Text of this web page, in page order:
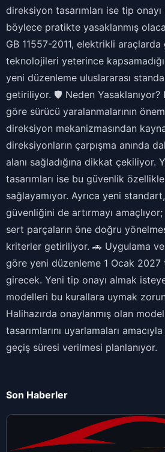
direksiyon tasarımları ise tip
böylece pratikte yasaklanmış
GB 11557-2011, elektrikli
teknolojileri yeterince
yeni düzenleme uluslararası
getiriliyor. 🛡️ Neden Yasaklanıyor?
göre sürücü yaralanmalarının
direksiyon mekanizmasından
direksiyonların çarpışma anında
alanı sağladığına dikkat çekiliyor.
tasarımları ise bu güvenlik
sağlayamıyor. Ayrıca yeni
güvenliğini de artırmayı amaçlıyor;
sert parçaların öne doğru
kriterler getiriliyor. 🚗 Uygulama
göre yeni düzenleme 1 Ocak
girecek. Yeni tip onayı almak
modelleri bu kurallara uymak
Halihazırda onaylanmış olan
tasarımlarını uyarlamaları
geçiş süresi verilmesi planlanıyor.
Son Haberler